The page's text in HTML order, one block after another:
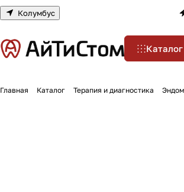
Колумбус
Главная Каталог Терапия и диагностика